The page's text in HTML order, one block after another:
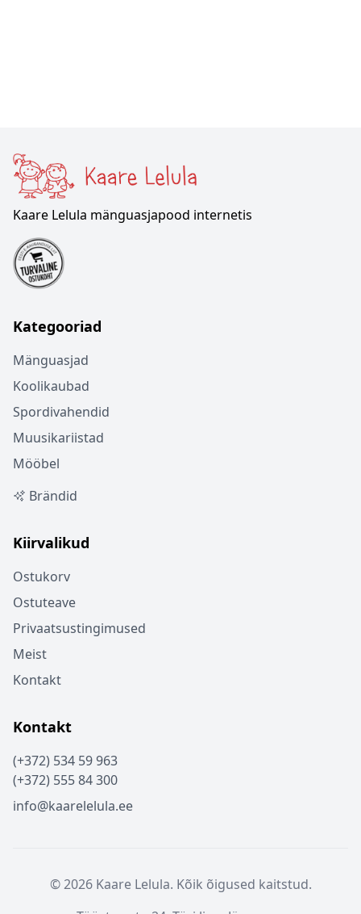
Kaare Lelula mänguasjapood internetis
Kategooriad
Mänguasjad
Koolikaubad
Spordivahendid
Muusikariistad
Mööbel
Brändid
Kiirvalikud
Ostukorv
Ostuteave
Privaatsustingimused
Meist
Kontakt
Kontakt
(+372) 534 59 963
(+372) 555 84 300
info@kaarelelula.ee
© 2026 Kaare Lelula. Kõik õigused kaitstud.